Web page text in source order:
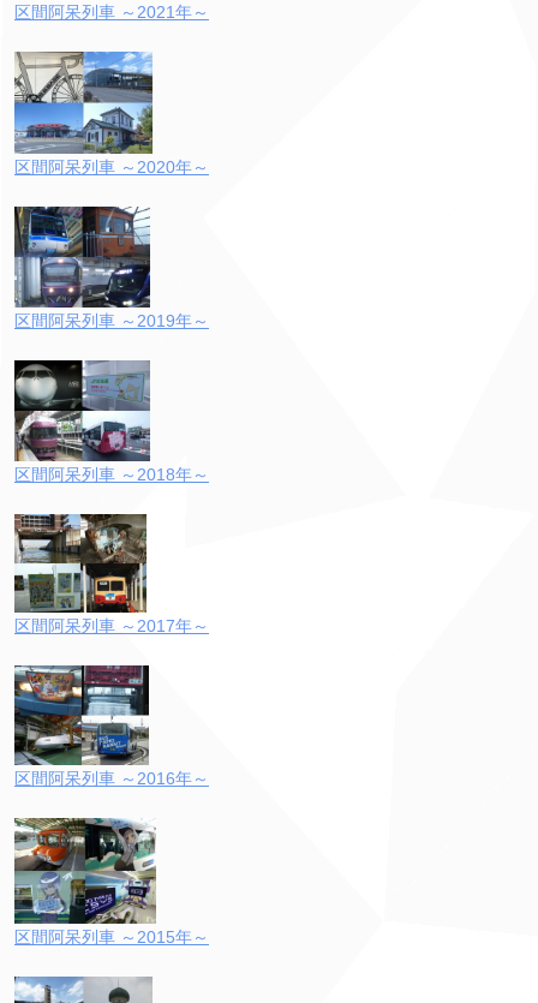
区間阿呆列車 ～2021年～
区間阿呆列車 ～2020年～
区間阿呆列車 ～2019年～
区間阿呆列車 ～2018年～
区間阿呆列車 ～2017年～
区間阿呆列車 ～2016年～
区間阿呆列車 ～2015年～